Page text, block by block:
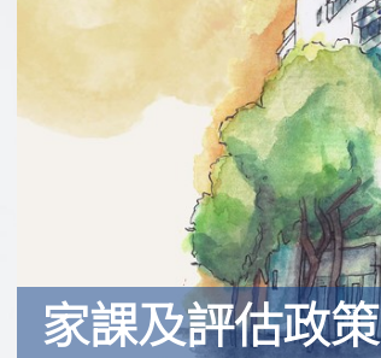
家課及評估政策